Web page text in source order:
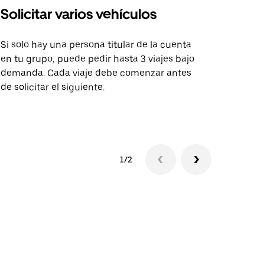
Solicitar varios vehículos
Si solo hay una persona titular de la cuenta
en tu grupo, puede pedir hasta 3 viajes bajo
demanda. Cada viaje debe comenzar antes
de solicitar el siguiente.
1/2